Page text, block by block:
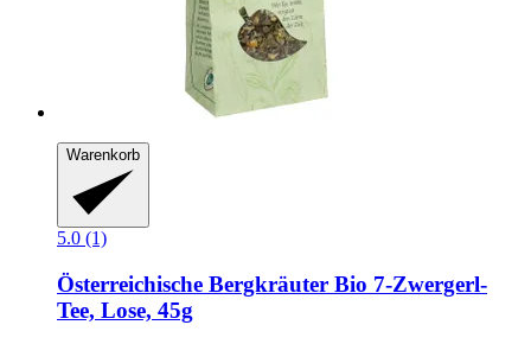
Warenkorb
5.0 (1)
Österreichische Bergkräuter Bio 7-​Zwergerl-​
Tee, Lose, 45g